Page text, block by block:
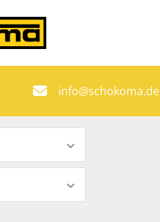
info@schokoma.de